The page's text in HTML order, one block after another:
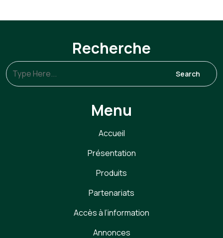
Recherche
Menu
Accueil
Présentation
Produits
Partenariats
Accès à l’information
Annonces